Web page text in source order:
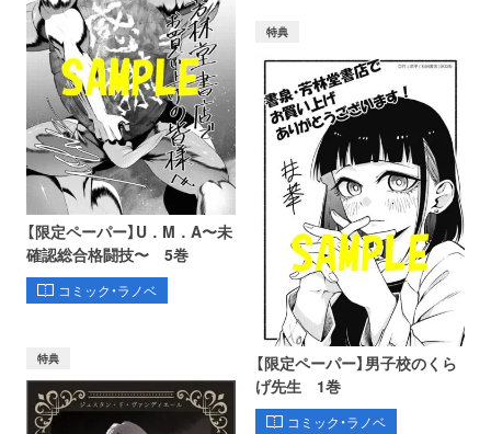
【限定ペーパー】U．M．A〜未
確認総合格闘技〜 5巻
コミック・ラノベ
特典
【限定ペーパー】男子校のくら
げ先生 1巻
コミック・ラノベ
特典